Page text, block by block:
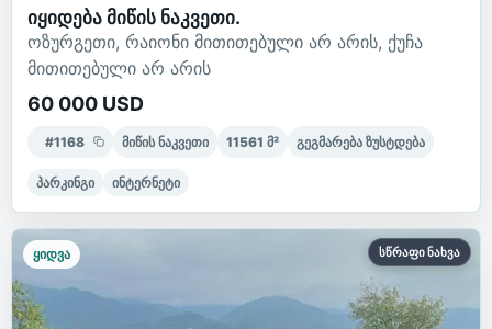
იყიდება მიწის ნაკვეთი.
ოზურგეთი, რაიონი მითითებული არ არის, ქუჩა
მითითებული არ არის
60 000 USD
#1168 მიწის ნაკვეთი 11561 მ² გეგმარება ზუსტდება
პარკინგი ინტერნეტი
ყიდვა სწრაფი ნახვა